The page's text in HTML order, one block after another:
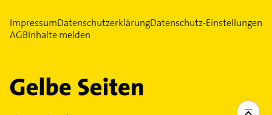
ImpressumDatenschutzerklärungDatenschutz-Einstellungen
AGBInhalte melden